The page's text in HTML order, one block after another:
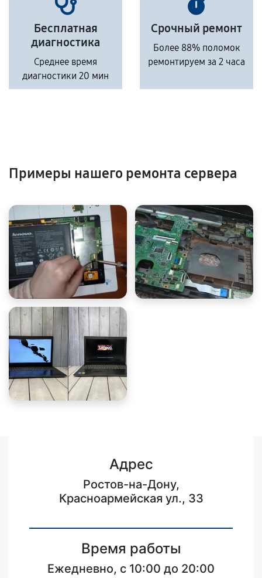
Бесплатная
диагностика
Среднее время
диагностики 20 мин
Срочный ремонт
Более 88% поломок
ремонтируем за 2 часа
Примеры нашего ремонта сервера
Адрес
Ростов-на-Дону,
Красноармейская ул., 33
Время работы
Ежедневно, с 10:00 до 20:00